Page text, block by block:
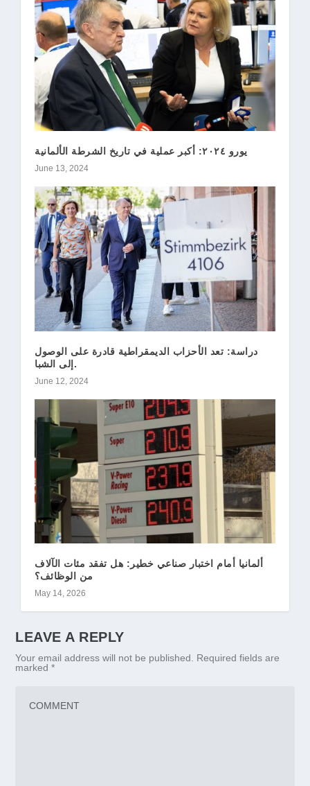
June 13, 2024
دراسة: تعد الأحزاب الديمقراطية قادرة على الوصول
إلى الشبا.
June 12, 2024
ألمانيا أمام اختبار صناعي خطير: هل تفقد مئات الآلاف
من الوظائف؟
May 14, 2026
LEAVE A REPLY
Your email address will not be published.
Required fields are
marked*